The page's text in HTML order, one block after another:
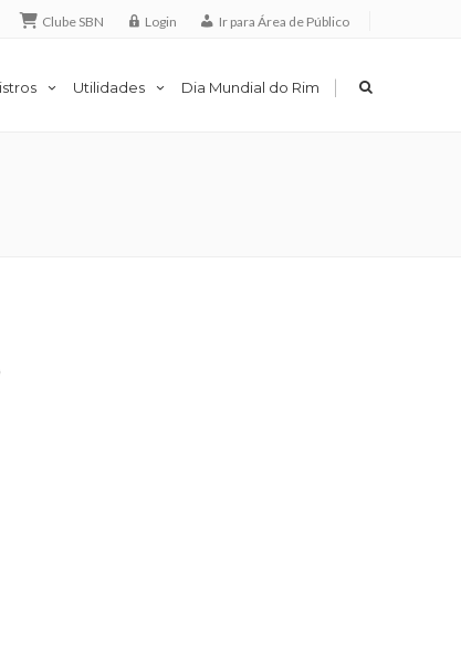
Clube SBN Login Ir para Área de Público
Utilidades Dia Mundial do Rim |